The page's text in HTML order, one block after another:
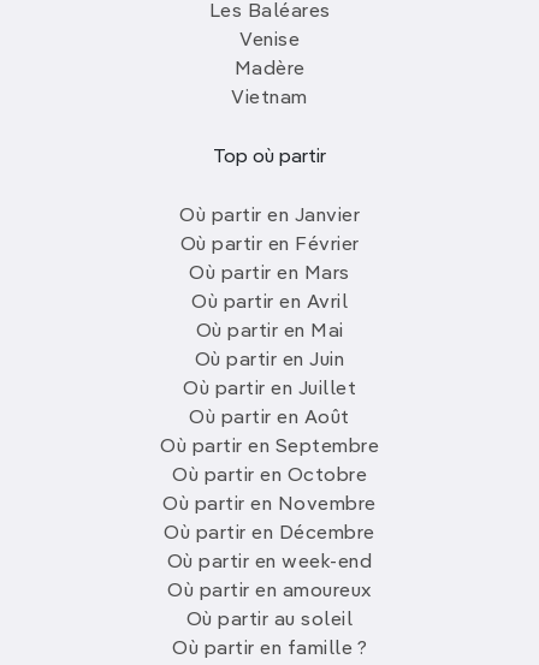
Les Baléares
Venise
Madère
Vietnam
Top où partir
Où partir en Janvier
Où partir en Février
Où partir en Mars
Où partir en Avril
Où partir en Mai
Où partir en Juin
Où partir en Juillet
Où partir en Août
Où partir en Septembre
Où partir en Octobre
Où partir en Novembre
Où partir en Décembre
Où partir en week-end
Où partir en amoureux
Où partir au soleil
Où partir en famille ?